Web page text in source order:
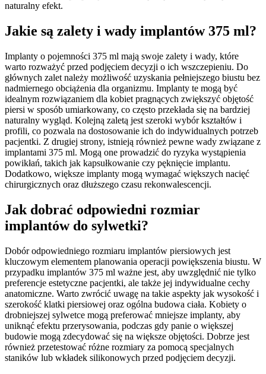
naturalny efekt.
Jakie są zalety i wady implantów 375 ml?
Implanty o pojemności 375 ml mają swoje zalety i wady, które
warto rozważyć przed podjęciem decyzji o ich wszczepieniu. Do
głównych zalet należy możliwość uzyskania pełniejszego biustu bez
nadmiernego obciążenia dla organizmu. Implanty te mogą być
idealnym rozwiązaniem dla kobiet pragnących zwiększyć objętość
piersi w sposób umiarkowany, co często przekłada się na bardziej
naturalny wygląd. Kolejną zaletą jest szeroki wybór kształtów i
profili, co pozwala na dostosowanie ich do indywidualnych potrzeb
pacjentki. Z drugiej strony, istnieją również pewne wady związane z
implantami 375 ml. Mogą one prowadzić do ryzyka wystąpienia
powikłań, takich jak kapsułkowanie czy pęknięcie implantu.
Dodatkowo, większe implanty mogą wymagać większych nacięć
chirurgicznych oraz dłuższego czasu rekonwalescencji.
Jak dobrać odpowiedni rozmiar
implantów do sylwetki?
Dobór odpowiedniego rozmiaru implantów piersiowych jest
kluczowym elementem planowania operacji powiększenia biustu. W
przypadku implantów 375 ml ważne jest, aby uwzględnić nie tylko
preferencje estetyczne pacjentki, ale także jej indywidualne cechy
anatomiczne. Warto zwrócić uwagę na takie aspekty jak wysokość i
szerokość klatki piersiowej oraz ogólna budowa ciała. Kobiety o
drobniejszej sylwetce mogą preferować mniejsze implanty, aby
uniknąć efektu przerysowania, podczas gdy panie o większej
budowie mogą zdecydować się na większe objętości. Dobrze jest
również przetestować różne rozmiary za pomocą specjalnych
staników lub wkładek silikonowych przed podjęciem decyzji.